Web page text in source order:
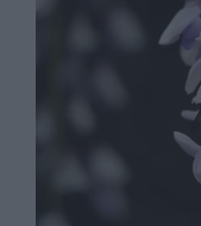
potrzebuje
Jeśli szukasz
Glicynia
Wisteria
uprawa szła